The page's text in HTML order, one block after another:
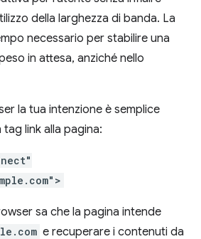
della larghezza di banda. La
necessario per stabilire una
in attesa, anziché nello
la tua intenzione è semplice
link alla pagina:
sa che la pagina intende
e recuperare i contenuti da